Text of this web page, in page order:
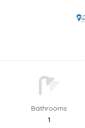
Bathrooms
1